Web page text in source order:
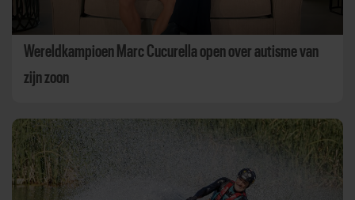
Wereldkampioen Marc Cucurella open over autisme van
zijn zoon